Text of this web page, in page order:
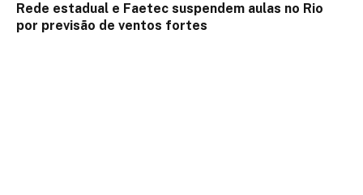
Rede estadual e Faetec suspendem aulas no Rio
por previsão de ventos fortes